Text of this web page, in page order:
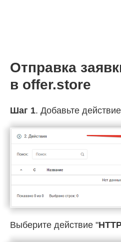
Отправка
в offer.store
Шаг 1. Добавьте
Выберите действие "